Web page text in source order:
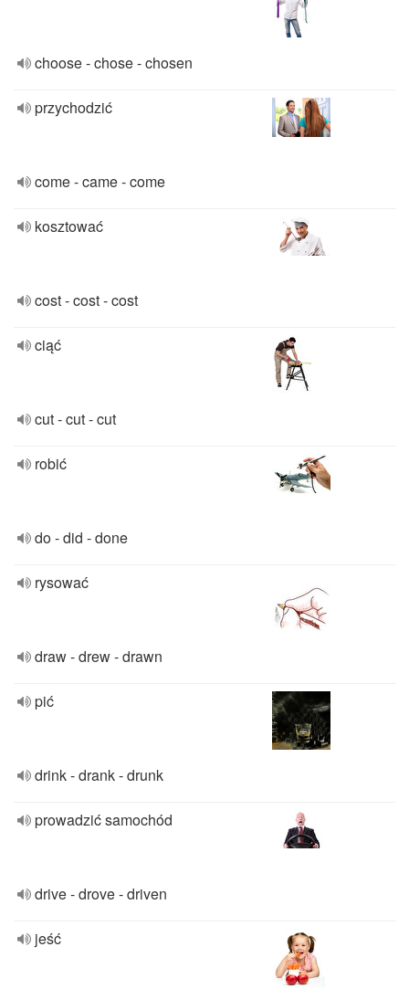
choose - chose - chosen
przychodzić
come - came - come
kosztować
cost - cost - cost
ciąć
cut - cut - cut
robić
do - did - done
rysować
draw - drew - drawn
pić
drink - drank - drunk
prowadzić samochód
drive - drove - driven
jeść